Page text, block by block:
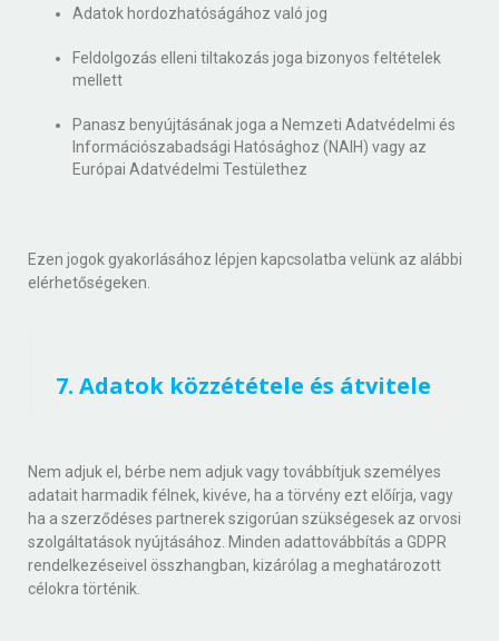
Adatok hordozhatóságához való jog
Feldolgozás elleni tiltakozás joga bizonyos feltételek
mellett
Panasz benyújtásának joga a Nemzeti Adatvédelmi és
Információszabadsági Hatósághoz (NAIH) vagy az
Európai Adatvédelmi Testülethez
Ezen jogok gyakorlásához lépjen kapcsolatba velünk az alábbi
elérhetőségeken.
7. Adatok közzététele és átvitele
Nem adjuk el, bérbe nem adjuk vagy továbbítjuk személyes
adatait harmadik félnek, kivéve, ha a törvény ezt előírja, vagy
ha a szerződéses partnerek szigorúan szükségesek az orvosi
szolgáltatások nyújtásához. Minden adattovábbítás a GDPR
rendelkezéseivel összhangban, kizárólag a meghatározott
célokra történik.